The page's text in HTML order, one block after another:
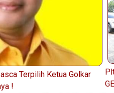
Terpilih Ketua Golkar
!